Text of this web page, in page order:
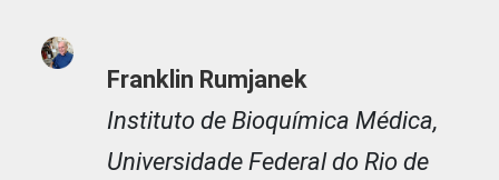
Franklin Rumjanek
Instituto de Bioquímica Médica,
Universidade Federal do Rio de